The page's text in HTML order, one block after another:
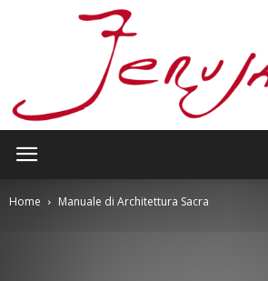
Home Manuale di Architettura Sacra